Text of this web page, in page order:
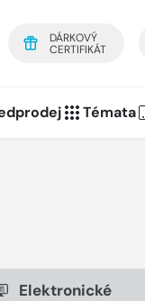
DÁRKOVÝ
CERTIFIKÁT
Témata
Elektronické